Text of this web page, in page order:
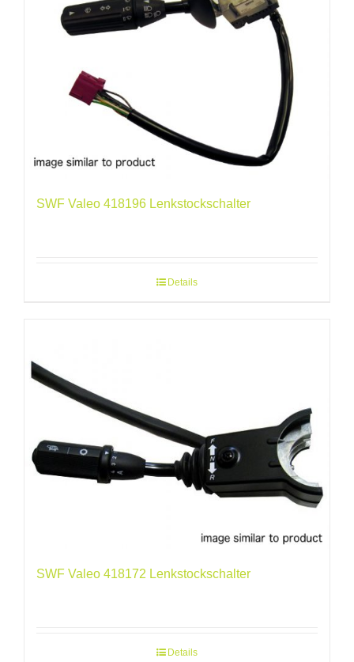
SWF Valeo 418196 Lenkstockschalter
Details
SWF Valeo 418172 Lenkstockschalter
Details